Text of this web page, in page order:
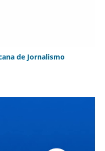
de Jornalismo